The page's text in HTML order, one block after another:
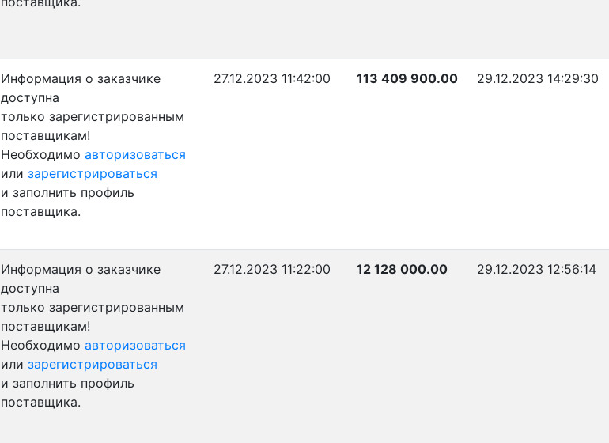
Информация о заказчике
доступна
только зарегистрированным
поставщикам!
Необходимо авторизоваться
или зарегистрироваться
и заполнить профиль
поставщика.
27.12.2023 11:42:00 113 409 900.00 29.12.2023 14:29:30
Информация о заказчике
доступна
только зарегистрированным
поставщикам!
Необходимо авторизоваться
или зарегистрироваться
и заполнить профиль
поставщика.
27.12.2023 11:22:00 12 128 000.00 29.12.2023 12:56:14